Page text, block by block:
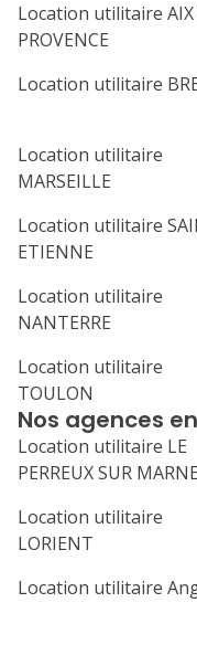
Location utilitaire AIX
PROVENCE
Location utilitaire
Location utilitaire
MARSEILLE
Location utilitaire
ETIENNE
Location utilitaire
NANTERRE
Location utilitaire
TOULON
Nos agences
Location utilitaire LE
PERREUX SUR MARNE
Location utilitaire
LORIENT
Location utilitaire